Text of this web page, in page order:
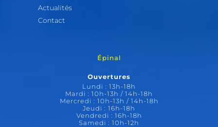
Actualités
Contact
Épinal
Ouvertures
Lundi : 13h-18h
Mardi : 10h-13h / 14h-18h
Mercredi : 10h-13h / 14h-18h
Jeudi : 16h-18h
Vendredi : 16h-18h
Samedi : 10h-12h